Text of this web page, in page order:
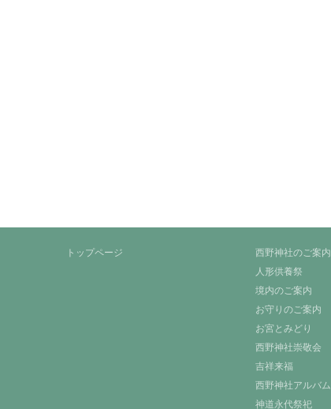
トップページ
西野神社のご案内
人形供養祭
境内のご案内
お守りのご案内
お宮とみどり
西野神社崇敬会
吉祥来福
西野神社アルバム
神道永代祭祀